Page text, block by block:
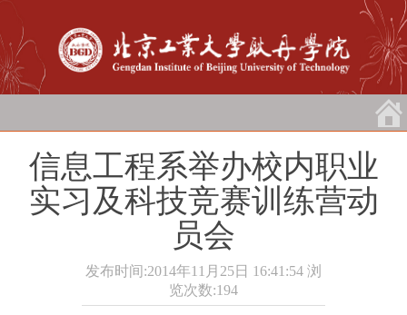
信息工程系举办校内职业
实习及科技竞赛训练营动
员会
发布时间:2014年11月25日 16:41:54 浏
览次数:194